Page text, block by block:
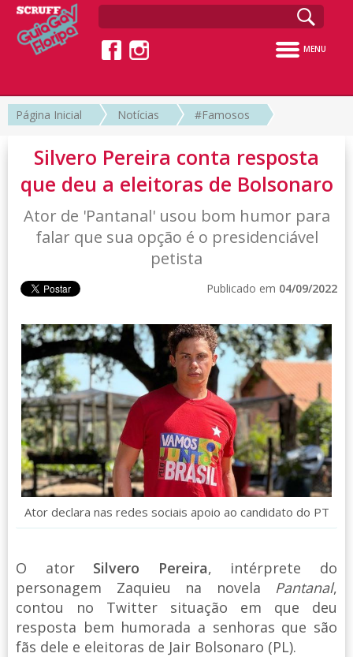
MENU
Página Inicial Notícias #Famosos
Silvero Pereira conta resposta
que deu a eleitoras de Bolsonaro
Ator de 'Pantanal' usou bom humor para
falar que sua opção é o presidenciável
petista
Publicado em 04/09/2022
Ator declara nas redes sociais apoio ao candidato do PT
O ator Silvero Pereira, intérprete do
personagem Zaquieu na novela Pantanal,
contou no Twitter situação em que deu
resposta bem humorada a senhoras que são
fãs dele e eleitoras de Jair Bolsonaro (PL).